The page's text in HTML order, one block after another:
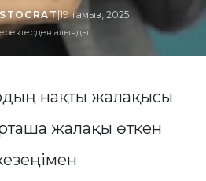
|19 тамыз, 2025
алынды
нақты жалақысы
жалақы өткен